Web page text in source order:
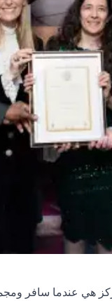
هي عندما سافر